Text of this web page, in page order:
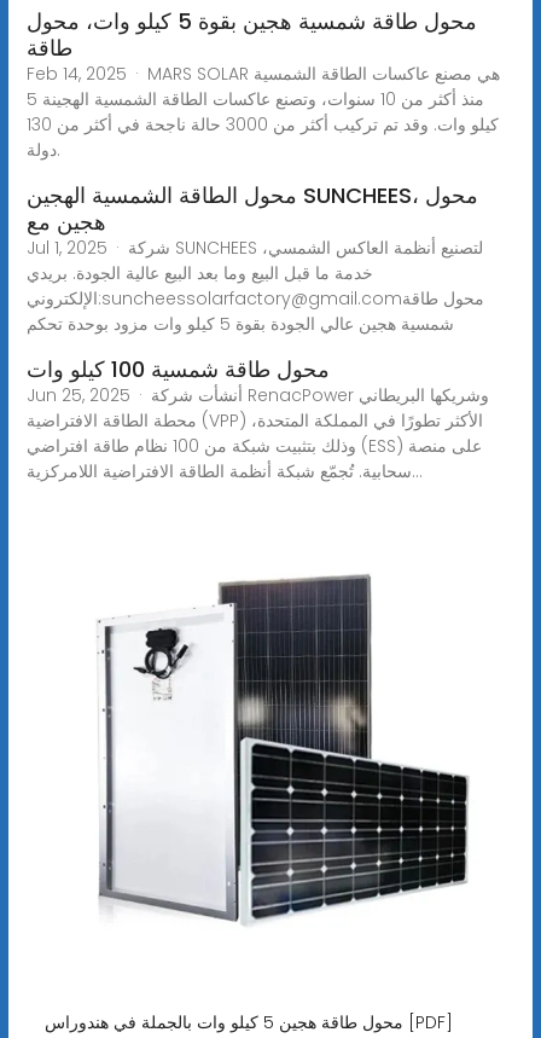
محول طاقة شمسية هجين بقوة 5 كيلو وات، محول
طاقة
Feb 14, 2025 · MARS SOLAR هي مصنع عاكسات الطاقة الشمسية
منذ أكثر من 10 سنوات، وتصنع عاكسات الطاقة الشمسية الهجينة 5
كيلو وات. وقد تم تركيب أكثر من 3000 حالة ناجحة في أكثر من 130
دولة.
محول الطاقة الشمسية الهجين SUNCHEES، محول
هجين مع
Jul 1, 2025 · شركة SUNCHEES لتصنيع أنظمة العاكس الشمسي،
خدمة ما قبل البيع وما بعد البيع عالية الجودة. بريدي
الإلكتروني:suncheessolarfactory@gmail.comمحول طاقة
شمسية هجين عالي الجودة بقوة 5 كيلو وات مزود بوحدة تحكم
محول طاقة شمسية 100 كيلو وات
Jun 25, 2025 · أنشأت شركة RenacPower وشريكها البريطاني
محطة الطاقة الافتراضية (VPP) الأكثر تطورًا في المملكة المتحدة،
وذلك بتثبيت شبكة من 100 نظام طاقة افتراضي (ESS) على منصة
سحابية. تُجمّع شبكة أنظمة الطاقة الافتراضية اللامركزية...
محول طاقة هجين 5 كيلو وات بالجملة في هندوراس [PDF]